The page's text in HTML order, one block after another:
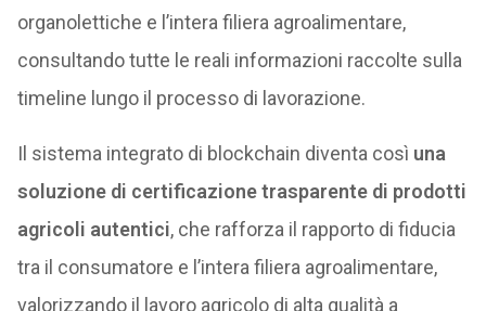
organolettiche e l’intera filiera agroalimentare,
consultando tutte le reali informazioni raccolte sulla
timeline lungo il processo di lavorazione.
Il sistema integrato di blockchain diventa così una
soluzione di certificazione trasparente di prodotti
agricoli autentici, che rafforza il rapporto di fiducia
tra il consumatore e l’intera filiera agroalimentare,
valorizzando il lavoro agricolo di alta qualità a